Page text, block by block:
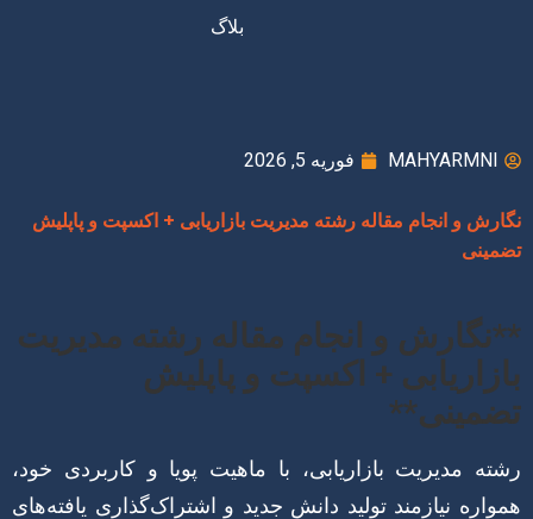
بلاگ
MAHYARMNI فوریه 5, 2026
نگارش و انجام مقاله رشته مدیریت بازاریابی + اکسپت و پاپلیش
تضمینی
**نگارش و انجام مقاله رشته مدیریت
بازاریابی + اکسپت و پاپلیش
تضمینی**
رشته مدیریت بازاریابی، با ماهیت پویا و کاربردی خود،
همواره نیازمند تولید دانش جدید و اشتراک‌گذاری یافته‌های